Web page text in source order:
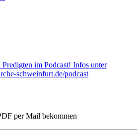
im Podcast! Infos unter
schweinfurt.de/podcast
per Mail bekommen